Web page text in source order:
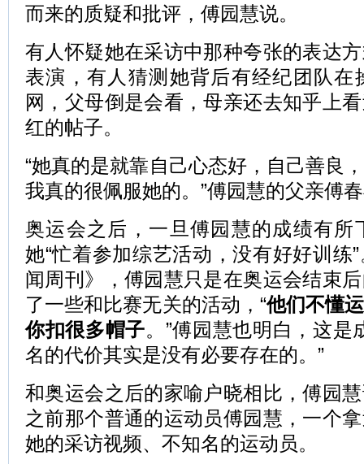
而来的质疑和批评，傅园慧说。
有人怀疑她在采访中那种夸张的表达
表演，有人猜测她背后有经纪团队在
网，父母倒是会看，母亲还去知乎上
红的帖子。
“她真的是就靠自己心态好，自己善良
我真的很佩服她的。”傅园慧的父亲傅
奥运会之后，一旦傅园慧的成绩有所
她“忙着参加综艺活动，没有好好训练
闻周刊》，傅园慧只是在奥运会结束
了一些和比赛无关的活动，“他们不懂
你扣很多帽子。”傅园慧也明白，这是
名的代价其实是没有必要存在的。”
和奥运会之后的家喻户晓相比，傅园
之前那个普通的运动员傅园慧，一个
她的采访视频、不知名的运动员。